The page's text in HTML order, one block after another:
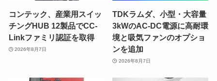
コンテック、産業用スイッ
チングHUB 12製品でCC-
Linkファミリ認証を取得
2026年8月7日
TDKラムダ、小型・大容量
3kWのAC-DC電源に高耐環
境と吸気ファンのオプショ
ンを追加
2026年8月7日